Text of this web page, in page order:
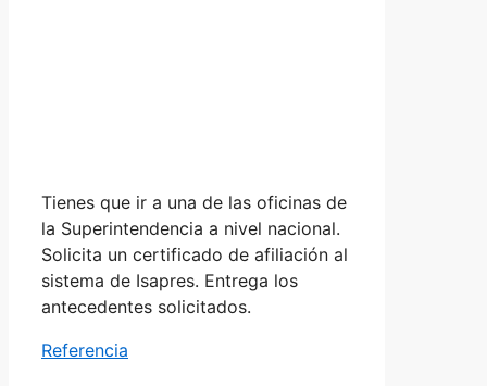
Tienes que ir a una de las oficinas de
la Superintendencia a nivel nacional.
Solicita un certificado de afiliación al
sistema de Isapres. Entrega los
antecedentes solicitados.
Referencia